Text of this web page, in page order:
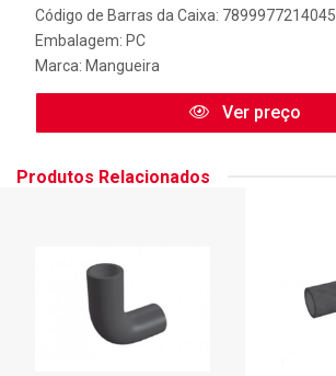
Código de Barras da Caixa: 7899977214045
Embalagem: PC
Marca: Mangueira
Ver preço
Produtos Relacionados